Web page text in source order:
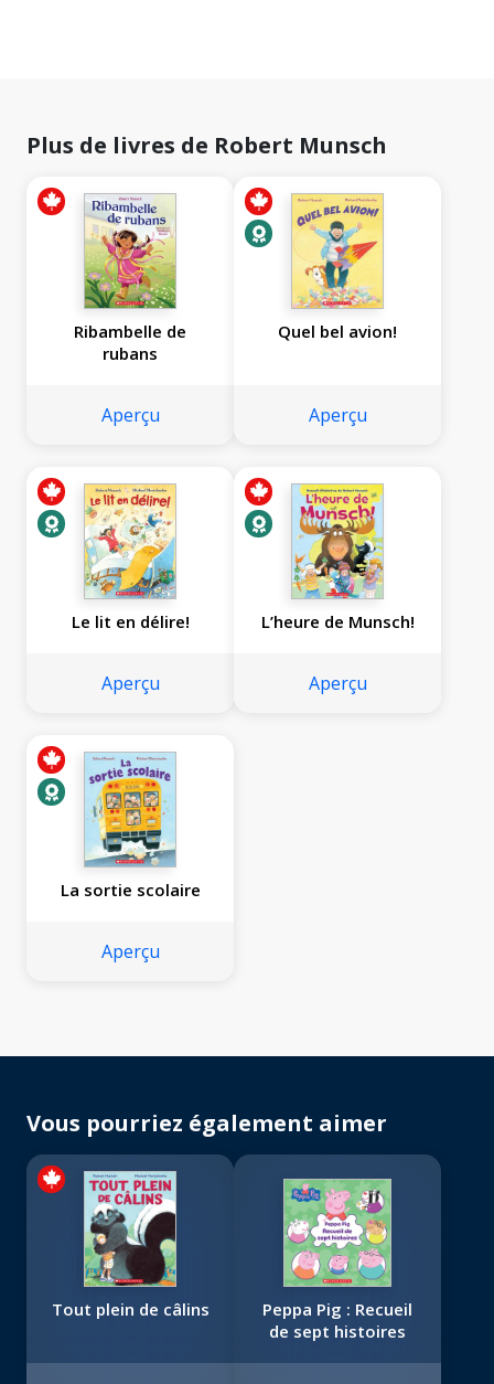
Plus de livres de Robert Munsch
Ribambelle de
rubans
Aperçu
Quel bel avion!
Aperçu
Le lit en délire!
Aperçu
L’heure de Munsch!
Aperçu
La sortie scolaire
Aperçu
Vous pourriez également aimer
Tout plein de câlins
Peppa Pig : Recueil
de sept histoires